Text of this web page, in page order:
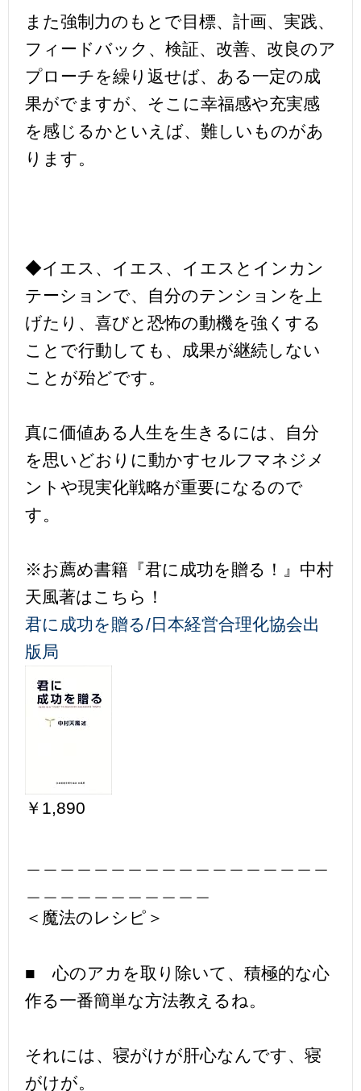
また強制力のもとで目標、計画、実践、
フィードバック、検証、改善、改良のア
プローチを繰り返せば、ある一定の成
果がでますが、そこに幸福感や充実感
を感じるかといえば、難しいものがあ
ります。
◆イエス、イエス、イエスとインカン
テーションで、自分のテンションを上
げたり、喜びと恐怖の動機を強くする
ことで行動しても、成果が継続しない
ことが殆どです。
真に価値ある人生を生きるには、自分
を思いどおりに動かすセルフマネジメ
ントや現実化戦略が重要になるので
す。
※お薦め書籍『君に成功を贈る！』中村
天風著はこちら！
君に成功を贈る/日本経営合理化協会出
版局
￥1,890
＜魔法のレシピ＞
■ 心のアカを取り除いて、積極的な心
作る一番簡単な方法教えるね。
それには、寝がけが肝心なんです、寝
がけが。